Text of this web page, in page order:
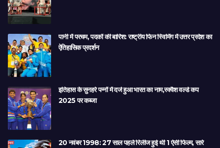
पानी में परचम, पदकों की बारिश: राष्ट्रीय फिन स्विमिंग में उत्तर प्रदेश का
ऐतिहासिक प्रदर्शन
इतिहास के सुनहरे पन्नों में दर्ज हुआ भारत का नाम,स्क्वैश वर्ल्ड कप
2025 पर कब्जा
20 नवंबर 1998: 27 साल पहले रिलीज हुई थी 1 ऐसी फिल्म, सारे